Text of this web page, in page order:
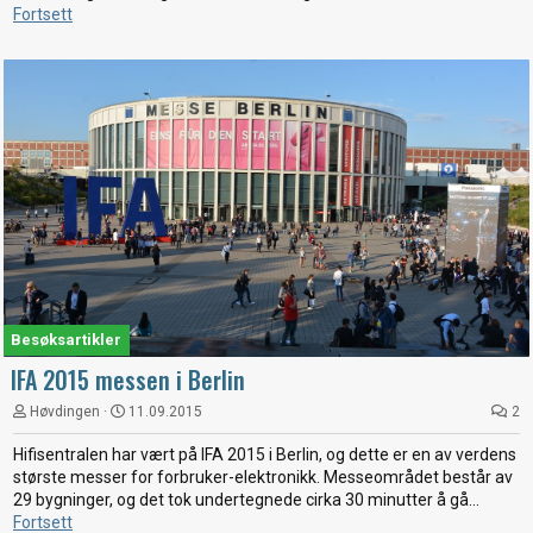
Fortsett
Besøksartikler
IFA 2015 messen i Berlin
Høvdingen 11.09.2015 2
Hifisentralen har vært på IFA 2015 i Berlin, og dette er en av verdens
største messer for forbruker-elektronikk. Messeområdet består av
29 bygninger, og det tok undertegnede cirka 30 minutter å gå...
Fortsett